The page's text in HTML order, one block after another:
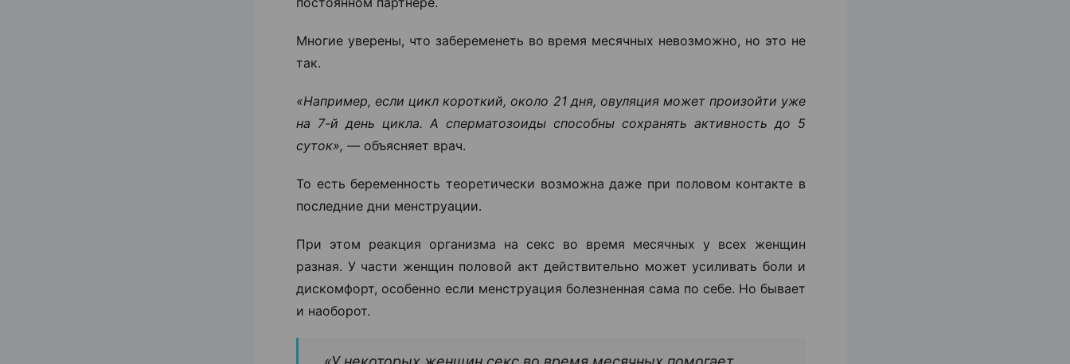
Многие уверены, что забеременеть во время месячных невозможно, но это не
так.
«Например, если цикл короткий, около 21 дня, овуляция может произойти уже
на 7-й день цикла. А сперматозоиды способны сохранять активность до 5
суток», — объясняет врач.
То есть беременность теоретически возможна даже при половом контакте в
последние дни менструации.
При этом реакция организма на секс во время месячных у всех женщин
разная. У части женщин половой акт действительно может усиливать боли и
дискомфорт, особенно если менструация болезненная сама по себе. Но бывает
и наоборот.